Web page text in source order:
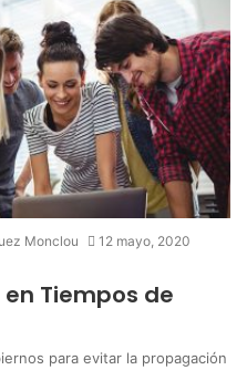
Monclou
12 mayo, 2020
Tiempos de
para evitar la propagación